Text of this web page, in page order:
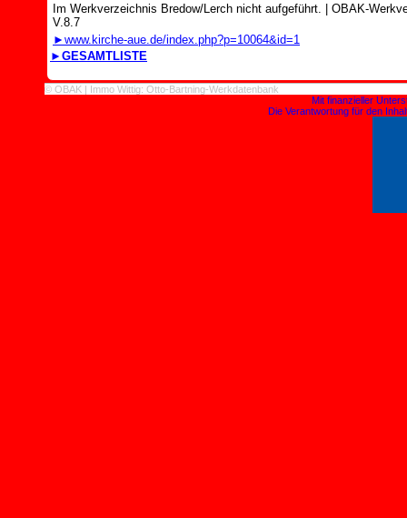
Im Werkverzeichnis Bredow/Lerch nicht aufgeführt.
OBAK-
V.8.7
►www.kirche-aue.de/index.php?p=10064&id=1
►GESAMTLISTE
© OBAK | Immo Wittig: Otto-Bartning-Werkdatenbank
Mit finanzieller
Die Verantwortung für den